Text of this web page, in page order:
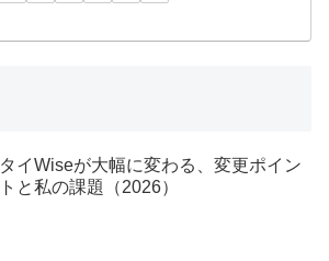
タイWiseが大幅に変わる、変更ポイン
トと私の課題（2026）